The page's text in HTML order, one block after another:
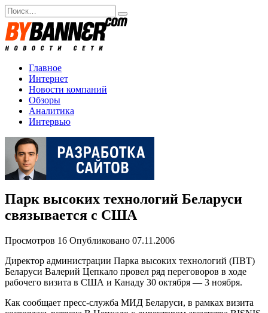
Перейти
к
содержанию
Search
for:
Главное
Интернет
Новости компаний
Обзоры
Аналитика
Интервью
Парк высоких технологий Беларуси
связывается с США
Просмотров 16 Опубликовано 07.11.2006
Директор администрации Парка высоких технологий (ПВТ)
Беларуси Валерий Цепкало провел ряд переговоров в ходе
рабочего визита в США и Канаду 30 октября — 3 ноября.
Как сообщает пресс-служба МИД Беларуси, в рамках визита